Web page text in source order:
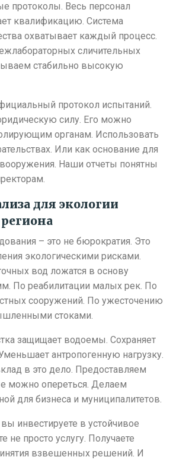
протоколы. Весь персонал
квалификацию. Система
охватывает каждый процесс.
сличительных
стабильно высокую
протокол испытаний.
силу. Его можно
органам. Использовать
Или как основание для
Наши отчеты понятны
для экологии
– это не бюрократия. Это
экологическими рисками.
вод ложатся в основу
По реабилитации малых рек. По
сооружений. По ужесточению
стоками.
защищает водоемы. Сохраняет
антропогенную нагрузку.
в это дело. Предоставляем
можно опереться. Делаем
для бизнеса и муниципалитетов.
инвестируете в устойчивое
не просто услугу. Получаете
взвешенных решений. И